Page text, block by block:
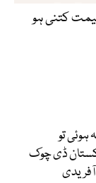
ہوئی تو
ڈی چوک
کتنی ہو